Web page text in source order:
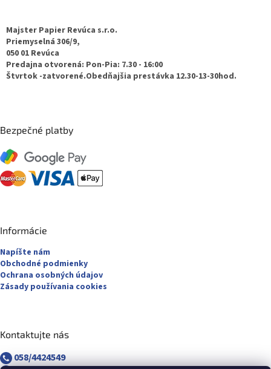
Majster Papier Revúca s.r.o.
Priemyselná 306/9,
050 01 Revúca
Predajna otvorená: Pon-Pia: 7.30 - 16:00
Štvrtok -zatvorené.Obedňajšia prestávka 12.30-13-30hod.
Bezpečné platby
Informácie
Napíšte nám
Obchodné podmienky
Ochrana osobných údajov
Zásady používania cookies
Kontaktujte nás
058/4424549